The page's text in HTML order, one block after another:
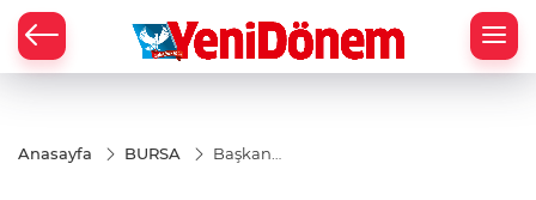
Anasayfa BURSA
Başkan